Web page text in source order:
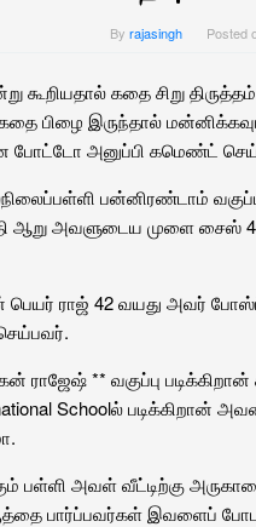
By rajasingh Posted
கூறியதால் கதை சிறு
பிழை இருந்தால்
போட்டோ அனுப்பி கமெண்ட்
பன்னிரண்டாம்
ஆறு அவளுடைய முளை சைஸ்
ராஜ் 42 வயது அவர்
ராஜேஷ் ** வகுப்பு படிக்கிறான்
Schoolல் படிக்கிறான்
பள்ளி அவள் வீட்டிற்கு
பார்ப்பவர்கள் இவளைப்